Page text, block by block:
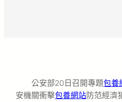
公安部20日召開專題包養
安機關衝擊包養網站防范經濟